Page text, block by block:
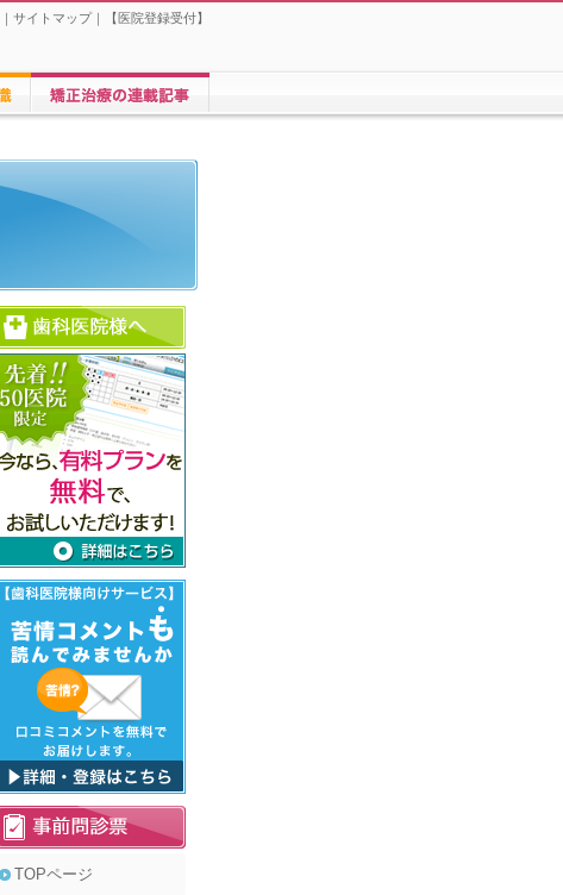
｜ サイトマップ｜【 医院登録受付】
TOPページ